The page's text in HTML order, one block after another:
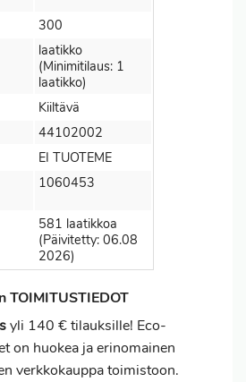
300
laatikko
(Minimitilaus: 1
laatikko)
Kiiltävä
44102002
EI TUOTEME
1060453
581 laatikkoa
(Päivitetty: 06.08
2026)
TOIMITUSTIEDOT
yli 140 € tilauksille! Eco-
on huokea ja erinomainen
verkkokauppa toimistoon.